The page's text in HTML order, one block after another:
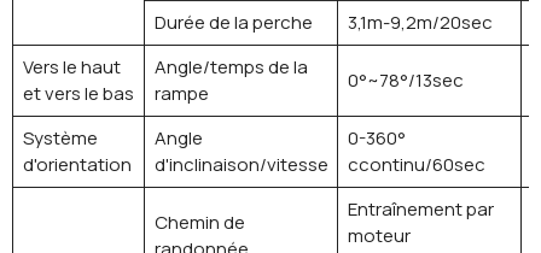
Durée de la perche
3,1m-9,2m/20sec
Vers le haut
et vers le bas
Angle/temps de la
rampe
0°~78°/13sec
Système
d'orientation
Angle
d'inclinaison/vitesse
0-360°
ccontinu/60sec
Chemin de
Entraînement par
moteur